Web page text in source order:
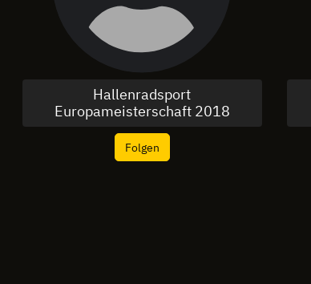
Hallenradsport
Europameisterschaft 2018
Folgen